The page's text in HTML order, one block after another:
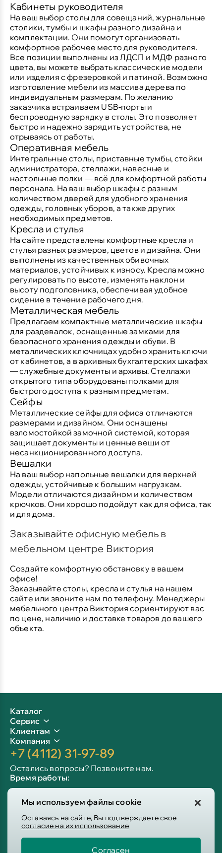
Мы используем файлы cookie
Оставаясь на сайте, Вы подтверждаете свое
согласие на их использование
Согласен
Кабинеты руководителя
На ваш выбор столы для совещаний, журнальные
столики, тумбы и шкафы разного дизайна и
комплектации. Они помогут организовать
комфортное рабочее место для руководителя.
Все позиции выполнены из ЛДСП и МДФ разного
цвета, вы можете выбрать классические модели
или изделия с фрезеровкой и патиной. Возможно
изготовление мебели из массива дерева по
индивидуальным размерам. По желанию
заказчика встраиваем USB-порты и
беспроводную зарядку в столы. Это позволяет
быстро и надежно зарядить устройства, не
отрываясь от работы.
Оперативная мебель
Интегральные столы, приставные тумбы, стойки
администратора, стеллажи, навесные и
настольные полки — всё для комфортной работы
персонала. На ваш выбор шкафы с разным
количеством дверей для удобного хранения
одежды, головных уборов, а также других
необходимых предметов.
Кресла и стулья
На сайте представлены комфортные кресла и
стулья разных размеров, цветов и дизайна. Они
выполнены из качественных обивочных
материалов, устойчивых к износу. Кресла можно
регулировать по высоте, изменять наклон и
высоту подголовника, обеспечивая удобное
сидение в течение рабочего дня.
Металлическая мебель
Предлагаем компактные металлические шкафы
для раздевалок, оснащенные замками для
безопасного хранения одежды и обуви. В
металлических ключницах удобно хранить ключи
от кабинетов, а в архивных бухгалтерских шкафах
— служебные документы и архивы. Стеллажи
открытого типа оборудованы полками для
быстрого доступа к разным предметам.
Сейфы
Металлические сейфы для офиса отличаются
размерами и дизайном. Они оснащены
взломостойкой замочной системой, которая
защищает документы и ценные вещи от
несанкционированного доступа.
Вешалки
На ваш выбор напольные вешалки для верхней
одежды, устойчивые к большим нагрузкам.
Модели отличаются дизайном и количеством
крючков. Они хорошо подойдут как для офиса, так
и для дома.
Заказывайте офисную мебель в
мебельном центре Виктория
Создайте комфортную обстановку в вашем
офисе!
Заказывайте столы, кресла и стулья на нашем
сайте или звоните нам по телефону. Менеджеры
мебельного центра Виктория сориентируют вас
по цене, наличию и доставке товаров до вашего
объекта.
Каталог
Сервис
Клиентам
Компания
+7 (4112) 31-97-89
Остались вопросы? Позвоните нам.
Время работы:
Сб-вс: 10:00 - 19:00
Info@victoria-mebel.ru